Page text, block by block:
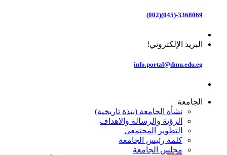
3368069-(045)(002)
البريد الإلكتروني!
info.portal@dmu.edu.eg
الجامعة
نشأة الجامعة (نبذة تاريخية)
الرؤية والرسالة والاهداف
التطوير المجتمعى
كلمة رئيس الجامعة
مجلس الجامعة